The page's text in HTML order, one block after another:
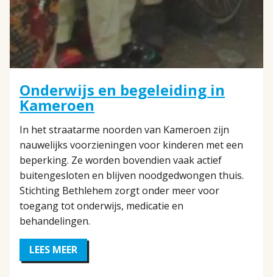
Onderwijs en begeleiding in
Kameroen
In het straatarme noorden van Kameroen zijn
nauwelijks voorzieningen voor kinderen met een
beperking. Ze worden bovendien vaak actief
buitengesloten en blijven noodgedwongen thuis.
Stichting Bethlehem zorgt onder meer voor
toegang tot onderwijs, medicatie en
behandelingen.
LEES MEER
ONDERWIJS